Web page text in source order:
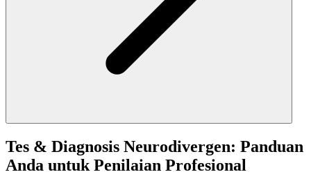
Tes & Diagnosis Neurodivergen: Panduan
Anda untuk Penilaian Profesional